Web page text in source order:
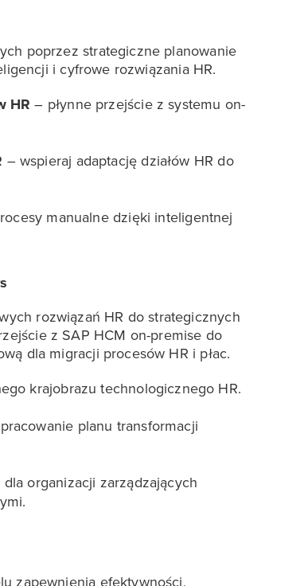
poprzez strategiczne planowanie
i cyfrowe rozwiązania HR.
HR – płynne przejście z systemu on-
– wspieraj adaptację działów HR do
manualne dzięki inteligentnej
rozwiązań HR do strategicznych
z SAP HCM on-premise do
dla migracji procesów HR i płac.
krajobrazu technologicznego HR.
planu transformacji
organizacji zarządzających
zapewnienia efektywności,